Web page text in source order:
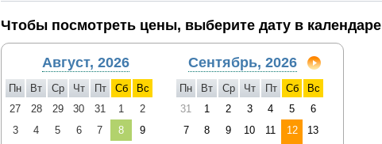
Чтобы посмотреть цены, выберите дату в календаре
Август, 2026
Пн Вт Ср Чт Пт Сб
Вс
27
28 29 30 31 1
2
3
4 5 6 7 8
9
Сентябрь, 2026
Пн Вт Ср Чт Пт Сб
Вс
31
1 2 3 4 5
6
7
8 9 10 11 12
13